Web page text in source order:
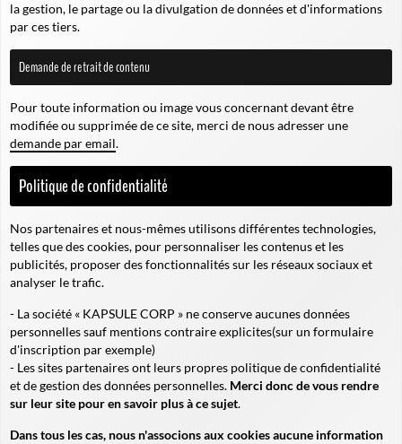
la gestion, le partage ou la divulgation de données et d'informations
par ces tiers.
Demande de retrait de contenu
Pour toute information ou image vous concernant devant être
modifiée ou supprimée de ce site, merci de nous adresser une
demande par email.
Politique de confidentialité
Nos partenaires et nous-mêmes utilisons différentes technologies,
telles que des cookies, pour personnaliser les contenus et les
publicités, proposer des fonctionnalités sur les réseaux sociaux et
analyser le trafic.
- La société « KAPSULE CORP » ne conserve aucunes données
personnelles sauf mentions contraire explicites(sur un formulaire
d'inscription par exemple)
- Les sites partenaires ont leurs propres politique de confidentialité
et de gestion des données personnelles. Merci donc de vous rendre
sur leur site pour en savoir plus à ce sujet.
Dans tous les cas, nous n'associons aux cookies aucune information